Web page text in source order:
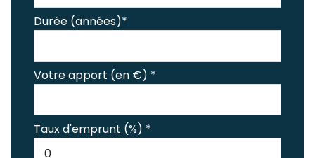
Durée (années)*
Votre apport (en €) *
Taux d'emprunt (%) *